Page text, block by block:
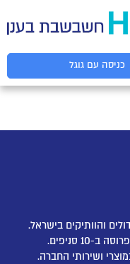
כניסה עם גוגל
ושירותי החברה.